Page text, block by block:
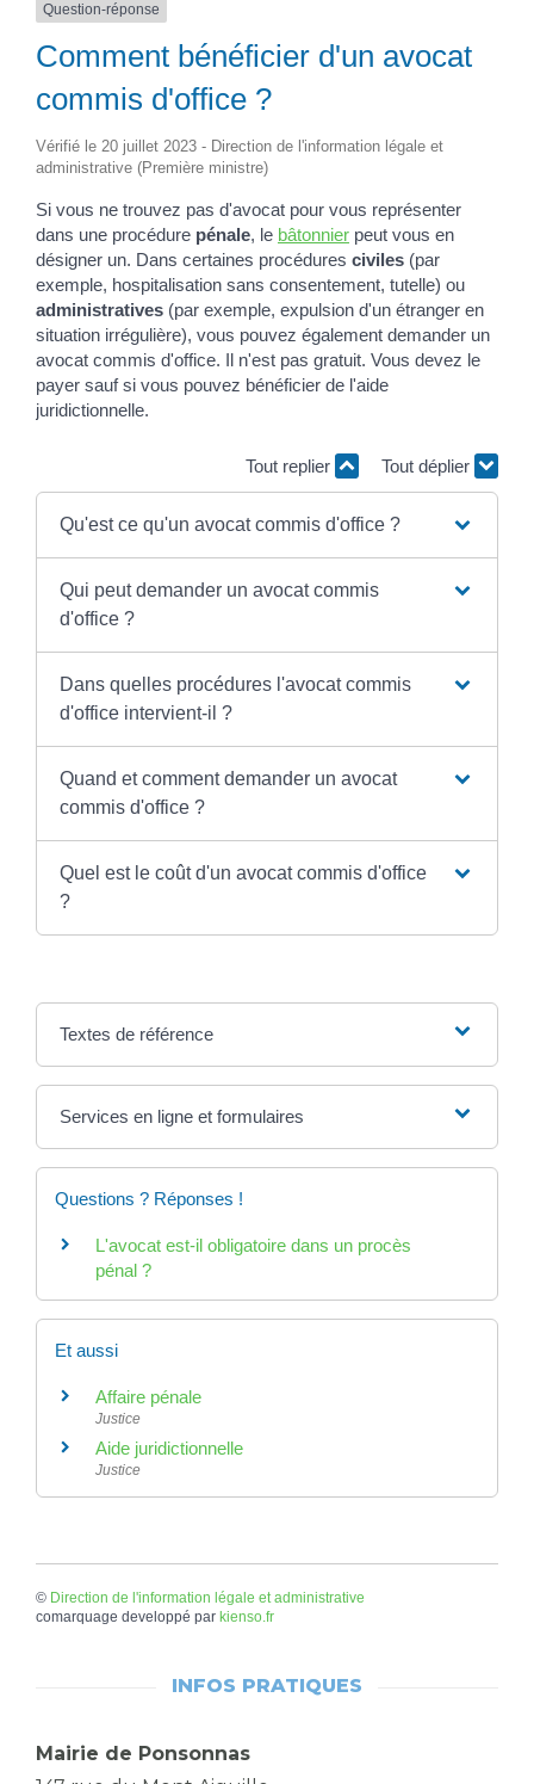
Question-réponse
Comment bénéficier d'un avocat
commis d'office ?
Vérifié le 20 juillet 2023 - Direction de l'information légale et
administrative (Première ministre)
Si vous ne trouvez pas d'avocat pour vous représenter
dans une procédure pénale, le bâtonnier peut vous en
désigner un. Dans certaines procédures civiles (par
exemple, hospitalisation sans consentement, tutelle) ou
administratives (par exemple, expulsion d'un étranger en
situation irrégulière), vous pouvez également demander un
avocat commis d'office. Il n'est pas gratuit. Vous devez le
payer sauf si vous pouvez bénéficier de l'aide
juridictionnelle.
Tout replier Tout déplier
Qu'est ce qu'un avocat commis d'office ?
Qui peut demander un avocat commis
d'office ?
Dans quelles procédures l'avocat commis
d'office intervient-il ?
Quand et comment demander un avocat
commis d'office ?
Quel est le coût d'un avocat commis d'office
?
Textes de référence
Services en ligne et formulaires
Questions ? Réponses !
L'avocat est-il obligatoire dans un procès
pénal ?
Et aussi
Affaire pénale
Justice
Aide juridictionnelle
Justice
© Direction de l'information légale et administrative
comarquage developpé par kienso.fr
INFOS PRATIQUES
Mairie de Ponsonnas